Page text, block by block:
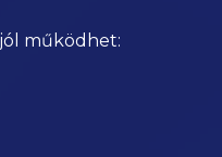
működhet: